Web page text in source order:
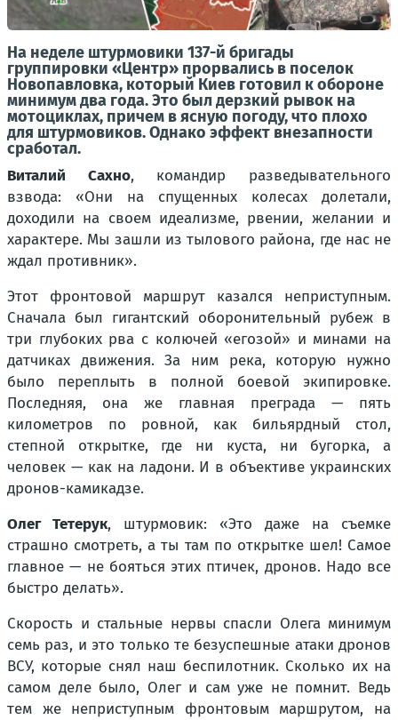
На неделе штурмовики 137-й бригады
группировки «Центр» прорвались в поселок
Новопавловка, который Киев готовил к обороне
минимум два года. Это был дерзкий рывок на
мотоциклах, причем в ясную погоду, что плохо
для штурмовиков. Однако эффект внезапности
сработал.
Виталий Сахно, командир разведывательного
взвода: «Они на спущенных колесах долетали,
доходили на своем идеализме, рвении, желании и
характере. Мы зашли из тылового района, где нас не
ждал противник».
Этот фронтовой маршрут казался неприступным.
Сначала был гигантский оборонительный рубеж в
три глубоких рва с колючей «егозой» и минами на
датчиках движения. За ним река, которую нужно
было переплыть в полной боевой экипировке.
Последняя, она же главная преграда — пять
километров по ровной, как бильярдный стол,
степной открытке, где ни куста, ни бугорка, а
человек — как на ладони. И в объективе украинских
дронов-камикадзе.
Олег Тетерук, штурмовик: «Это даже на съемке
страшно смотреть, а ты там по открытке шел! Самое
главное — не бояться этих птичек, дронов. Надо все
быстро делать».
Скорость и стальные нервы спасли Олега минимум
семь раз, и это только те безуспешные атаки дронов
ВСУ, которые снял наш беспилотник. Сколько их на
самом деле было, Олег и сам уже не помнит. Ведь
тем же неприступным фронтовым маршрутом, на